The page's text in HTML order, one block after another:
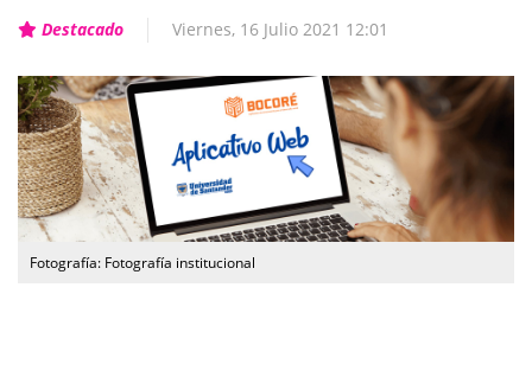
Destacado Viernes, 16 Julio 2021 12:01
Fotografía: Fotografía institucional